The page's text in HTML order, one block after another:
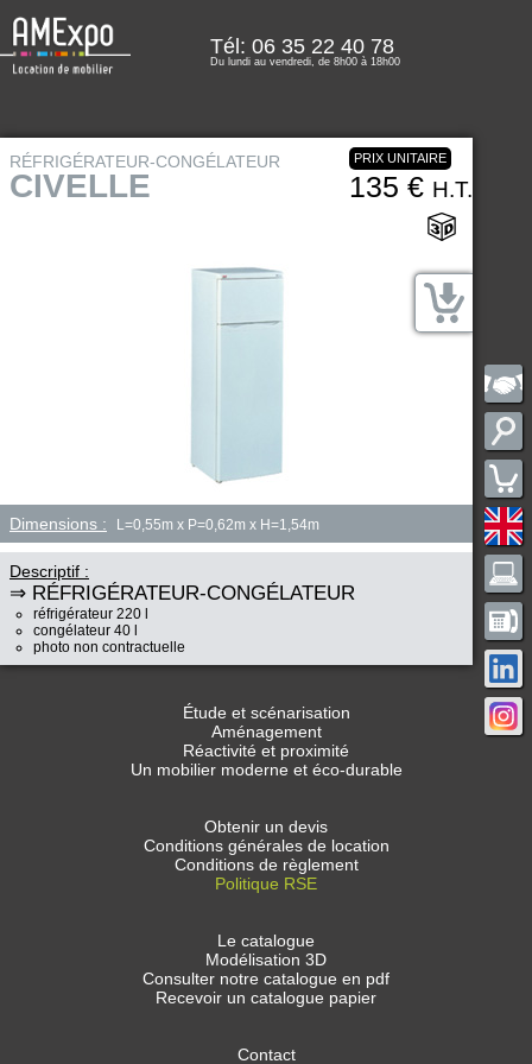
Tél: 06 35 22 40 78
Du lundi au vendredi, de 8h00 à 18h00
RÉFRIGÉRATEUR-CONGÉLATEUR
CIVELLE
PRIX UNITAIRE
135 € H.T.
Dimensions : L=0,55m x P=0,62m x H=1,54m
Descriptif :
⇒ RÉFRIGÉRATEUR-CONGÉLATEUR
réfrigérateur 220 l
congélateur 40 l
photo non contractuelle
Étude et scénarisation
Aménagement
Réactivité et proximité
Un mobilier moderne et éco-durable
Obtenir un devis
Conditions générales de location
Conditions de règlement
Politique RSE
Le catalogue
Modélisation 3D
Consulter notre catalogue en pdf
Recevoir un catalogue papier
Contact